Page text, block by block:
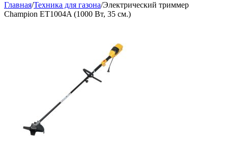
Главная/Техника для газона/Электрический триммер
Champion ET1004A (1000 Вт, 35 см.)